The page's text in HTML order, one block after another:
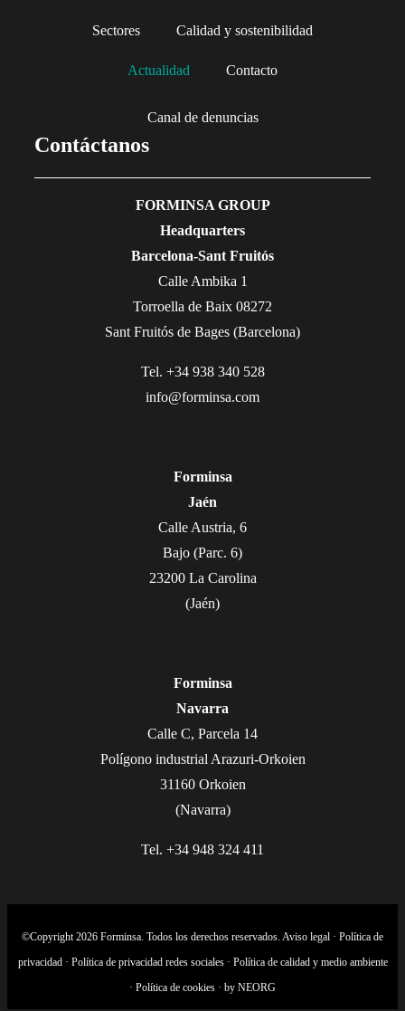
Sectores Calidad y sostenibilidad
Actualidad Contacto
Canal de denuncias
Contáctanos
FORMINSA GROUP
Headquarters
Barcelona-Sant Fruitós
Calle Ambika 1
Torroella de Baix 08272
Sant Fruitós de Bages (Barcelona)
Tel. +34 938 340 528
info@forminsa.com
Forminsa
Jaén
Calle Austria, 6
Bajo (Parc. 6)
23200 La Carolina
(Jaén)
Forminsa
Navarra
Calle C, Parcela 14
Polígono industrial Arazuri-Orkoien
31160 Orkoien
(Navarra)
Tel. +34 948 324 411
©Copyright 2026 Forminsa. Todos los derechos reservados. Aviso legal · Política de
privacidad· Política de privacidad redes sociales· Política de calidad y medio ambiente
· Política de cookies · by NEORG